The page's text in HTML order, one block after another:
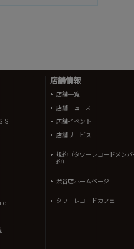
店舗情報
店舗一覧
店舗ニュース
店舗イベント
店舗サービス
規約（タワーレコードメンバ
約）
渋谷店ホームページ
タワーレコードカフェ